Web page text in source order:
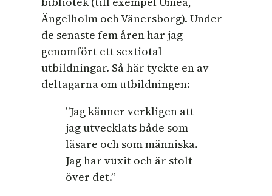
Ängelholm och Vänersborg). Under
de senaste fem åren har jag
genomfört ett sextiotal
utbildningar. Så här tyckte en av
deltagarna om utbildningen:
”Jag känner verkligen att
jag utvecklats både som
läsare och som människa.
Jag har vuxit och är stolt
över det.”